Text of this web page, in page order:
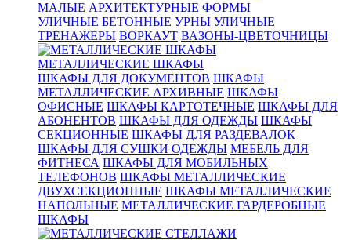
МАЛЫЕ АРХИТЕКТУРНЫЕ ФОРМЫ
УЛИЧНЫЕ БЕТОННЫЕ УРНЫ УЛИЧНЫЕ
ТРЕНАЖЕРЫ ВОРКАУТ ВАЗОНЫ-ЦВЕТОЧНИЦЫ
МЕТАЛЛИЧЕСКИЕ ШКАФЫ
ШКАФЫ ДЛЯ ДОКУМЕНТОВ ШКАФЫ
МЕТАЛЛИЧЕСКИЕ АРХИВНЫЕ ШКАФЫ
ОФИСНЫЕ ШКАФЫ КАРТОТЕЧНЫЕ ШКАФЫ ДЛЯ
АБОНЕНТОВ ШКАФЫ ДЛЯ ОДЕЖДЫ ШКАФЫ
СЕКЦИОННЫЕ ШКАФЫ ДЛЯ РАЗДЕВАЛОК
ШКАФЫ ДЛЯ СУШКИ ОДЕЖДЫ МЕБЕЛЬ ДЛЯ
ФИТНЕСА ШКАФЫ ДЛЯ МОБИЛЬНЫХ
ТЕЛЕФОНОВ ШКАФЫ МЕТАЛЛИЧЕСКИЕ
ДВУХСЕКЦИОННЫЕ ШКАФЫ МЕТАЛЛИЧЕСКИЕ
НАПОЛЬНЫЕ МЕТАЛЛИЧЕСКИЕ ГАРДЕРОБНЫЕ
ШКАФЫ